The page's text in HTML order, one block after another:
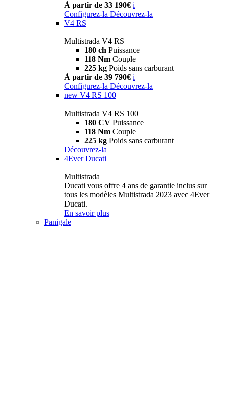
À partir de 33 190€ i
Configurez-la Découvrez-la
V4 RS
Multistrada V4 RS
180 ch Puissance
118 Nm Couple
225 kg Poids sans carburant
À partir de 39 790€ i
Configurez-la Découvrez-la
new V4 RS 100
Multistrada V4 RS 100
180 CV Puissance
118 Nm Couple
225 kg Poids sans carburant
Découvrez-la
4Ever Ducati
Multistrada
Ducati vous offre 4 ans de garantie inclus sur
tous les modèles Multistrada 2023 avec 4Ever
Ducati.
En savoir plus
Panigale